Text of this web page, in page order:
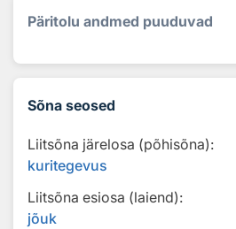
Päritolu andmed puuduvad
Sõna seosed
Liitsõna järelosa (põhisõna):
kuritegevus
Liitsõna esiosa (laiend):
jõuk